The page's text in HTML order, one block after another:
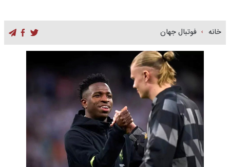
خانه فوتبال جهان